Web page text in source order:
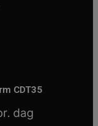
CDT35
dag